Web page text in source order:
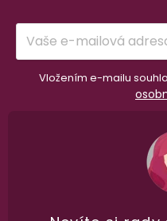
Vložením e-mailu